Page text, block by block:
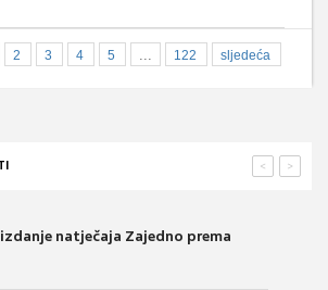
2 3 4 5 ... 122 sljedeća
>
<
natječaja Zajedno prema